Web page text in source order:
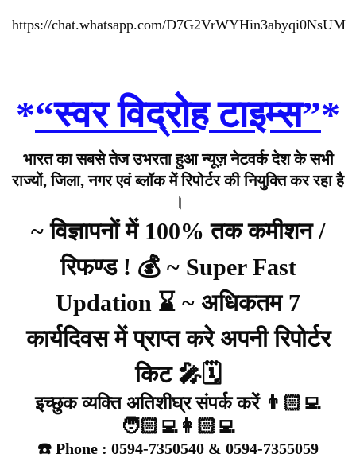
https://chat.whatsapp.com/D7G2VrWYHin3abyqi0NsUM
*“स्वर विद्रोह टाइम्स”*
भारत का सबसे तेज उभरता हुआ न्यूज़ नेटवर्क देश के सभी
राज्यों, जिला, नगर एवं ब्लॉक में रिपोर्टर की नियुक्ति कर रहा है
।
~ विज्ञापनों में 100% तक कमीशन /
रिफण्ड ! 💰 ~ Super Fast
Updation ⌛ ~ अधिकतम 7
कार्यदिवस में प्राप्त करे अपनी रिपोर्टर
किट 🎤🗓️
इच्छुक व्यक्ति अतिशीघ्र संपर्क करें👨🏻‍💻
🧑🏻‍💻👩🏻‍💻
☎️ Phone : 0594-7350540 & 0594-7355059